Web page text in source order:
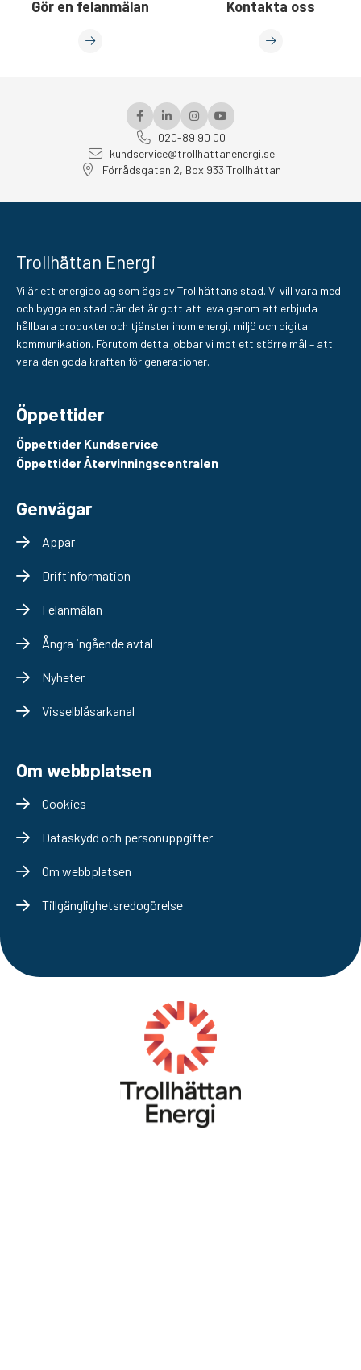
Gör en felanmälan Kontakta oss
020-89 90 00
kundservice@trollhattanenergi.se
Förrådsgatan 2, Box 933 Trollhättan
Trollhättan Energi
Vi är ett energibolag som ägs av Trollhättans stad. Vi vill vara med
och bygga en stad där det är gott att leva genom att erbjuda
hållbara produkter och tjänster inom energi, miljö och digital
kommunikation. Förutom detta jobbar vi mot ett större mål – att
vara den goda kraften för generationer.
Öppettider
Öppettider Kundservice
Öppettider Återvinningscentralen
Genvägar
Appar
Driftinformation
Felanmälan
Ångra ingående avtal
Nyheter
Visselblåsarkanal
Om webbplatsen
Cookies
Dataskydd och personuppgifter
Om webbplatsen
Tillgänglighetsredogörelse